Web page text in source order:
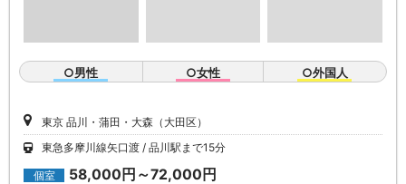
○男性 ○女性 ○外国人
東京 品川・蒲田・大森（大田区）
東急多摩川線矢口渡
品川駅まで15分
個室 58,000円～72,000円